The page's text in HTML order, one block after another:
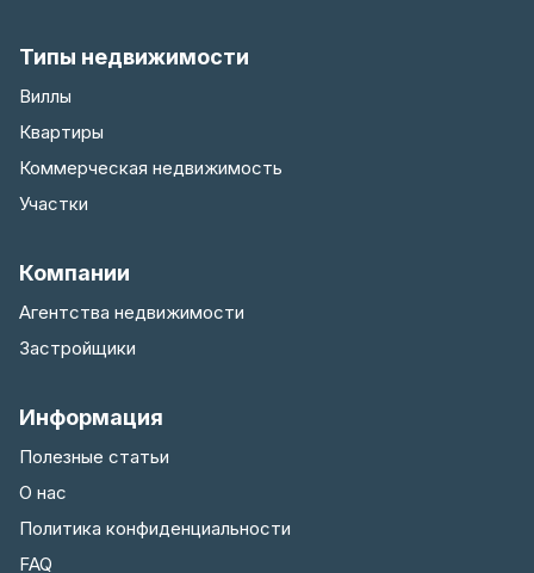
Типы недвижимости
Виллы
Квартиры
Коммерческая недвижимость
Участки
Компании
Агентства недвижимости
Застройщики
Информация
Полезные статьи
О нас
Политика конфиденциальности
FAQ